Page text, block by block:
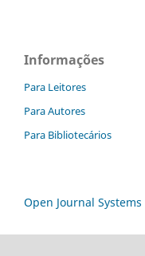
Informações
Para Leitores
Para Autores
Para Bibliotecários
Open Journal Systems